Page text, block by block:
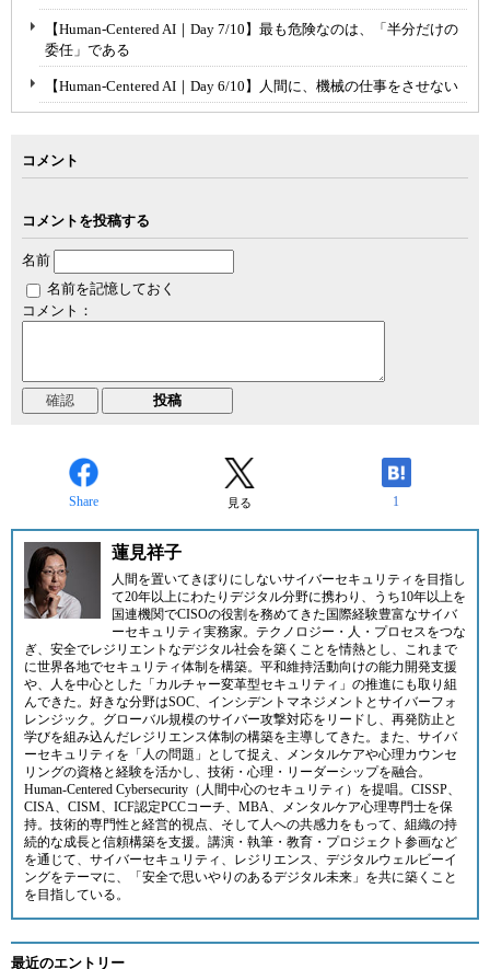
【Human-Centered AI｜Day 7/10】最も危険なのは、「半分だけの
委任」である
【Human-Centered AI｜Day 6/10】人間に、機械の仕事をさせない
コメント
コメントを投稿する
名前
名前を記憶しておく
コメント：
Share 見る 1
蓮見祥子
人間を置いてきぼりにしないサイバーセキュリティを目指し
て20年以上にわたりデジタル分野に携わり、うち10年以上を
国連機関でCISOの役割を務めてきた国際経験豊富なサイバ
ーセキュリティ実務家。テクノロジー・人・プロセスをつな
ぎ、安全でレジリエントなデジタル社会を築くことを情熱とし、これまで
に世界各地でセキュリティ体制を構築。平和維持活動向けの能力開発支援
や、人を中心とした「カルチャー変革型セキュリティ」の推進にも取り組
んできた。好きな分野はSOC、インシデントマネジメントとサイバーフォ
レンジック。グローバル規模のサイバー攻撃対応をリードし、再発防止と
学びを組み込んだレジリエンス体制の構築を主導してきた。また、サイバ
ーセキュリティを「人の問題」として捉え、メンタルケアや心理カウンセ
リングの資格と経験を活かし、技術・心理・リーダーシップを融合。
Human-Centered Cybersecurity（人間中心のセキュリティ）を提唱。CISSP、
CISA、CISM、ICF認定PCCコーチ、MBA、メンタルケア心理専門士を保
持。技術的専門性と経営的視点、そして人への共感力をもって、組織の持
続的な成長と信頼構築を支援。講演・執筆・教育・プロジェクト参画など
を通じて、サイバーセキュリティ、レジリエンス、デジタルウェルビーイ
ングをテーマに、「安全で思いやりのあるデジタル未来」を共に築くこと
を目指している。
最近のエントリー